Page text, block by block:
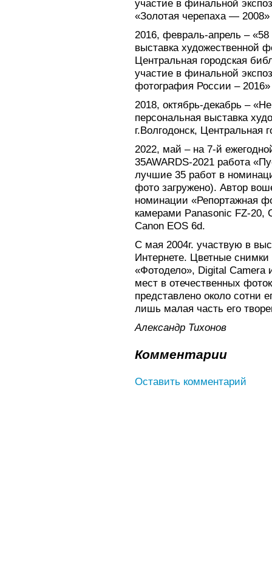
участие в финальной
«Золотая черепаха — 2008»
2016, февраль-апрель –
выставка художественной
Центральная городская
участие в финальной
фотография России –
2018, октябрь-декабрь –
персональная выставка
г.Волгодонск, Центральная
2022, май – на 7-й
35AWARDS-2021 работа
лучшие 35 работ в
фото загружено). Автор
номинации «Репортажная
камерами Panasonic FZ-20,
Canon EOS 6d.
С мая 2004г. участвую в
Интернете. Цветные
«Фотодело», Digital Camera
мест в отечественных
представлено около сотни
лишь малая часть его
Александр Тихонов
Комментарии
Оставить комментарий